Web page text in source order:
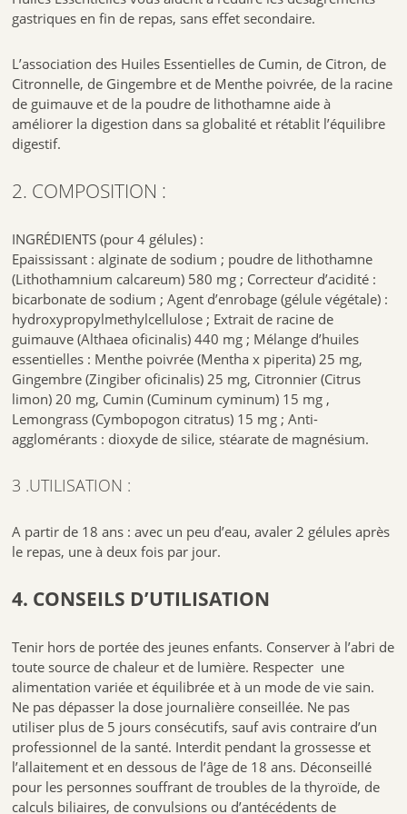
concomitant d’anticoagulants ou anti-agrégants plaquettaires.
Retrouvez tous nos conseils sur l'utilisation de
gastriques en fin de repas, sans effet secondaire.
L’association des Huiles Essentielles de Cumin, de Citron, de
Citronnelle, de Gingembre et de Menthe poivrée, de la racine
de guimauve et de la poudre de lithothamne aide à
améliorer la digestion dans sa globalité et rétablit l’équilibre
digestif.
2. COMPOSITION :
INGRÉDIENTS (pour 4 gélules) :
Epaississant : alginate de sodium ; poudre de lithothamne
(Lithothamnium calcareum) 580 mg ; Correcteur d’acidité :
bicarbonate de sodium ; Agent d’enrobage (gélule végétale) :
hydroxypropylmethylcellulose ; Extrait de racine de
guimauve (Althaea oficinalis) 440 mg ; Mélange d’huiles
essentielles : Menthe poivrée (Mentha x piperita) 25 mg,
Gingembre (Zingiber oficinalis) 25 mg, Citronnier (Citrus
limon) 20 mg, Cumin (Cuminum cyminum) 15 mg ,
Lemongrass (Cymbopogon citratus) 15 mg ; Anti-
agglomérants : dioxyde de silice, stéarate de magnésium.
3 .UTILISATION :
A partir de 18 ans : avec un peu d’eau, avaler 2 gélules après
le repas, une à deux fois par jour.
4. CONSEILS D’UTILISATION
Tenir hors de portée des jeunes enfants. Conserver à l’abri de
toute source de chaleur et de lumière. Respecter une
alimentation variée et équilibrée et à un mode de vie sain.
Ne pas dépasser la dose journalière conseillée. Ne pas
utiliser plus de 5 jours consécutifs, sauf avis contraire d’un
professionnel de la santé. Interdit pendant la grossesse et
l’allaitement et en dessous de l’âge de 18 ans. Déconseillé
pour les personnes souffrant de troubles de la thyroïde, de
calculs biliaires, de convulsions ou d’antécédents de